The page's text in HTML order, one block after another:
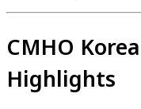
CMHO
Highlights